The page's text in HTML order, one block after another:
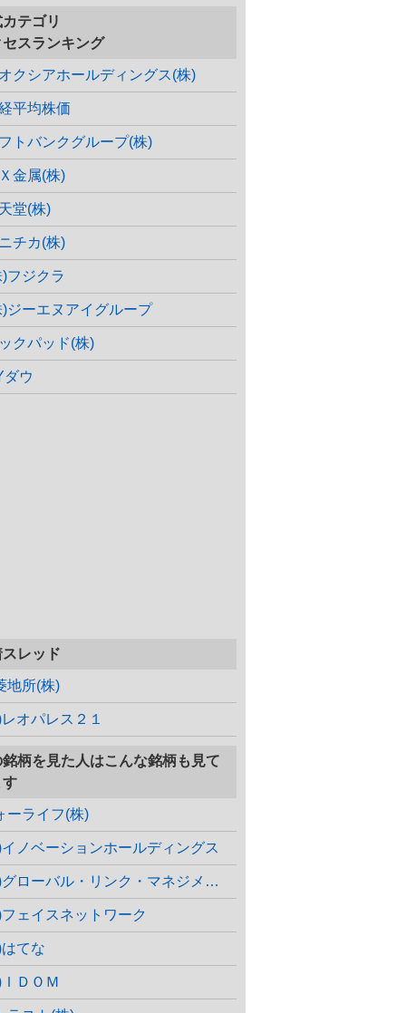
テゴリ
セスランキング
クシアホールディングス(株)
平均株価
トバンクグループ(株)
Ｘ金属(株)
堂(株)
チカ(株)
)フジクラ
)ジーエヌアイグループ
クパッド(株)
ダウ
スレッド
地所(株)
オパレス２１
銘柄を見た人はこんな銘柄も見て
す
ーライフ(株)
イノベーションホールディングス
(株)グローバル・リンク・マネジメント
ェイスネットワーク
てな
ＤＯＭ